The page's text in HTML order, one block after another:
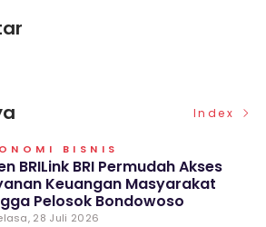
Index
BISNIS
BRILink BRI Permudah Akses
Keuangan Masyarakat
Pelosok Bondowoso
28 Juli 2026